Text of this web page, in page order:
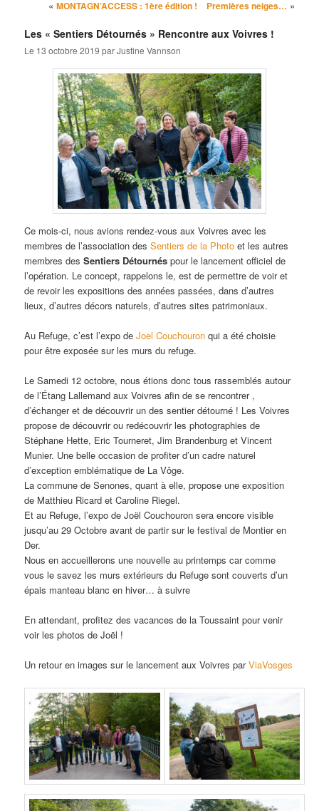
Navigation des articles
« MONTAGN’ACCESS : 1ère édition ! Premières neiges… »
Les « Sentiers Détournés » Rencontre aux Voivres !
Le 13 octobre 2019 parJustine Vannson
Ce mois-ci, nous avions rendez-vous aux Voivres avec les
membres de l’association desSentiers de la Photo et les autres
membres desSentiers Détournés pour le lancement officiel de
l’opération. Le concept, rappelons le, est de permettre de voir et
de revoir les expositions des années passées, dans d’autres
lieux, d’autres décors naturels, d’autres sites patrimoniaux.
Au Refuge, c’est l’expo deJoel Couchouron qui a été choisie
pour être exposée sur les murs du refuge.
Le Samedi 12 octobre, nous étions donc tous rassemblés autour
de l’Étang Lallemand aux Voivres afin de se rencontrer ,
d’échanger et de découvrir un des sentier détourné ! Les Voivres
propose de découvrir ou redécouvrir les photographies de
Stéphane Hette, Eric Tourneret, Jim Brandenburg et Vincent
Munier. Une belle occasion de profiter d’un cadre naturel
d’exception emblématique de La Vôge.
La commune de Senones, quant à elle, propose une exposition
de Matthieu Ricard et Caroline Riegel.
Et au Refuge, l’expo de Joël Couchouron sera encore visible
jusqu’au 29 Octobre avant de partir sur le festival de Montier en
Der.
Nous en accueillerons une nouvelle au printemps car comme
vous le savez les murs extérieurs du Refuge sont couverts d’un
épais manteau blanc en hiver… à suivre
En attendant, profitez des vacances de la Toussaint pour venir
voir les photos de Joël !
Un retour en images sur le lancement aux Voivres parViaVosges